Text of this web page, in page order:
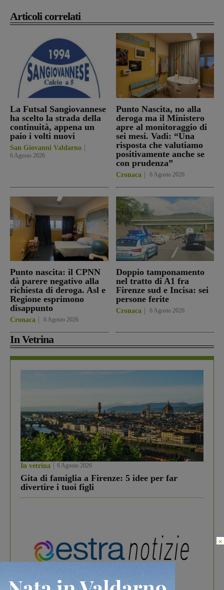
Articoli correlati
La Futsal Sangiovannese
ha scelto la strada della
continuità, appena un
paio i volti nuovi
San Giovanni Valdarno
6 Agosto 2026
Punto Nascita, no alla
deroga ma il Ministero
apre al monitoraggio di
sei mesi. Vadi: “Una
risposta che valutiamo
positivamente anche se
con prudenza”
Cronaca 6 Agosto 2026
Punto nascita: il CPNN
dà parere negativo alla
richiesta di deroga. Asl e
Regione esprimono
disappunto
Cronaca 6 Agosto 2026
Doppio tamponamento
nel tratto di A1 fra
Firenze sud e Incisa: sei
persone ferite
Cronaca 6 Agosto 2026
In Vetrina
In vetrina 6 Agosto 2026
Gita di famiglia a Firenze: 5 idee per far
divertire i tuoi figli
×